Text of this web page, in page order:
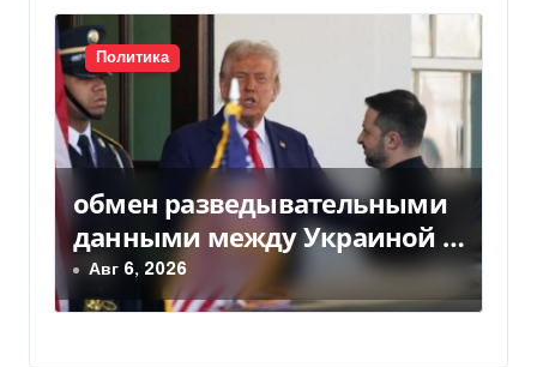
Политика
обмен разведывательными
данными между Украиной и
США значительно вырос, —
Politico
Авг 6, 2026